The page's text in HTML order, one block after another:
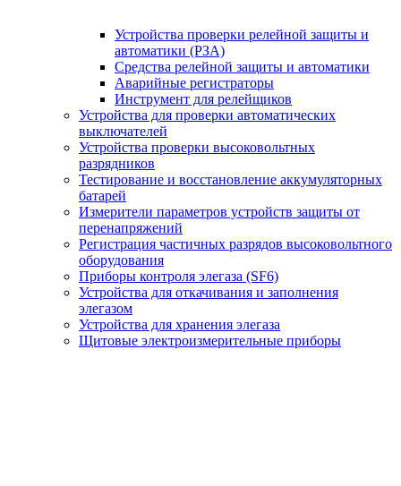
Устройства проверки релейной защиты и
автоматики (РЗА)
Средства релейной защиты и автоматики
Аварийные регистраторы
Инструмент для релейщиков
Устройства для проверки автоматических
выключателей
Устройства проверки высоковольтных
разрядников
Тестирование и восстановление аккумуляторных
батарей
Измерители параметров устройств защиты от
перенапряжений
Регистрация частичных разрядов высоковольтного
оборудования
Приборы контроля элегаза (SF6)
Устройства для откачивания и заполнения
элегазом
Устройства для хранения элегаза
Щитовые электроизмерительные приборы